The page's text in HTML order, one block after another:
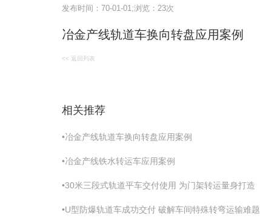
发布时间：70-01-01;浏览：23次
冶金产线轨道车换向转盘应用案例
<< 返回列表
相关推荐
•冶金产线轨道车换向转盘应用案例
•冶金产线铁水转运车应用案例
•30米三段式轨道平车交付使用 为门架转运量身打造
•U型防爆轨道车成功交付 破解车间特殊转弯运输难题